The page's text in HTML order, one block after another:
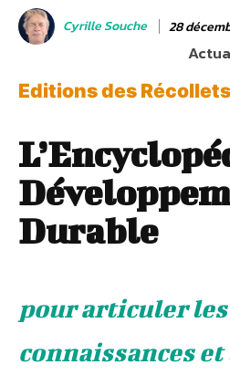
Cyrille Souche 28
Editions des Récollets
Durable
pour articuler les
connaissances